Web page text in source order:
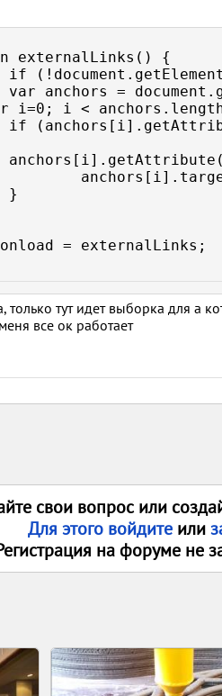
externalLinks() {
i=0; i <
= externalLinks;
только тут идет выборка для a
все ок работает
свои вопрос или
Для этого войдите или
на форуме не